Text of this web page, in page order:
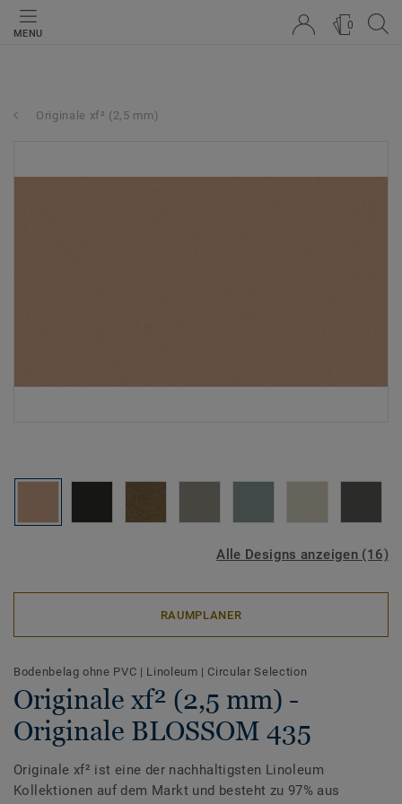
MENU
0
Originale xf² (2,5 mm)
Alle Designs anzeigen (16)
RAUMPLANER
Bodenbelag ohne PVC | Linoleum | Circular Selection
Originale xf² (2,5 mm) -
Originale BLOSSOM 435
Originale xf² ist eine der nachhaltigsten Linoleum
Kollektionen auf dem Markt und besteht zu 97% aus